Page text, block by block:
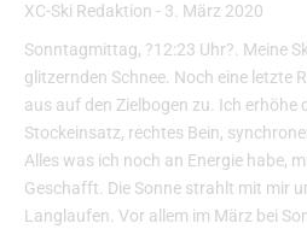
XC-Ski Redaktion - 3. März 2020
Sonntagmittag, ?12:23 Uhr?. Meine
glitzernden Schnee. Noch eine letzte
aus auf den Zielbogen zu. Ich erhöhe
Stockeinsatz, rechtes Bein,
Alles was ich noch an Energie habe,
Geschafft. Die Sonne strahlt mit mir
Langlaufen. Vor allem im März bei